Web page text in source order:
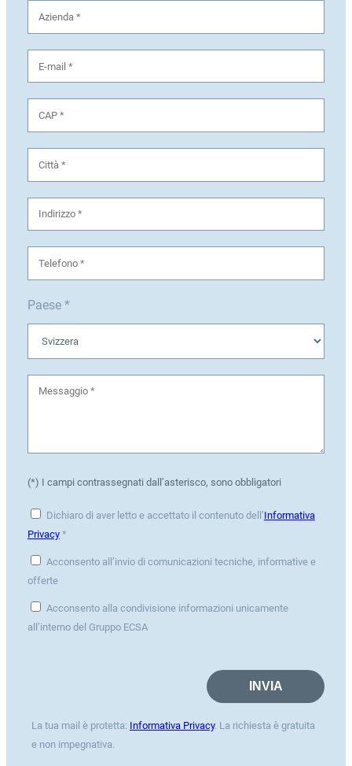
Paese *
(*) I campi contrassegnati dall’asterisco, sono obbligatori
Dichiaro di aver letto e accettato il contenuto dell’Informativa
Privacy*
Acconsento all’invio di comunicazioni tecniche, informative e
offerte
Acconsento alla condivisione informazioni unicamente
all’interno del Gruppo ECSA
La tua mail è protetta: Informativa Privacy. La richiesta è gratuita
e non impegnativa.